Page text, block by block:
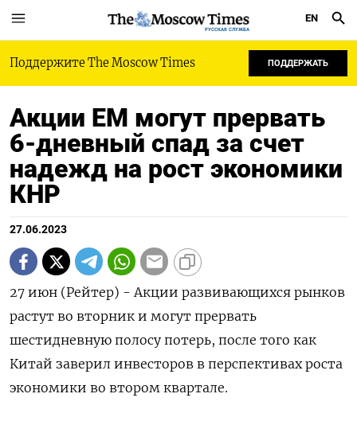
РУССКАЯ СЛУЖБА
EN
Поддержите The Moscow Times ПОДДЕРЖАТЬ
Акции ЕМ могут прервать
6-дневный спад за счет
надежд на рост экономики
КНР
27.06.2023
27 июн (Рейтер) - Акции развивающихся рынков
растут во вторник и могут прервать
шестидневную полосу потерь, после того как
Китай заверил инвесторов в перспективах роста
экономики во втором квартале.